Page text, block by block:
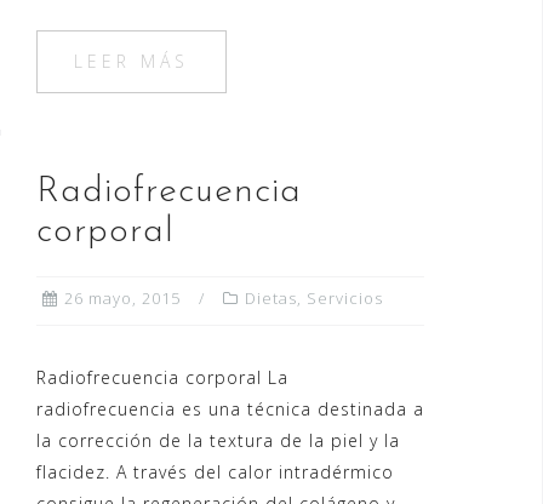
c
e
b
o
k
st
o
d
n
ai
l
m
ar
r
LEER MÁS
Radiofrecuencia
corporal
26 mayo, 2015 Dietas, Servicios
Radiofrecuencia corporal La
radiofrecuencia es una técnica destinada a
la corrección de la textura de la piel y la
flacidez. A través del calor intradérmico